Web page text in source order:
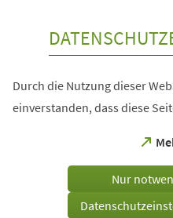
Durch die Nutzung dieser
einverstanden, dass diese
einem
Tab)
Nur